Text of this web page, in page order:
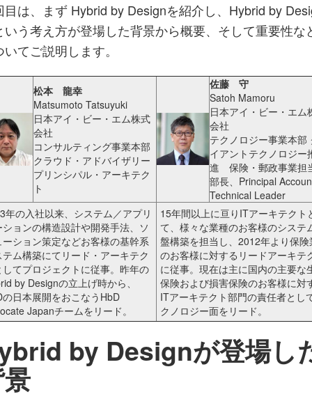
目は、まず Hybrid by Designを紹介し、Hybrid by
いう考え方が登場した背景から概要、そして重要性な
いてご説明します。
松本 龍幸
Matsumoto Tatsuyuki
日本アイ・ビー・エム株式
会社
コンサルティング事業本部
クラウド・アドバイザリー
プリンシパル・アーキテク
ト
佐藤 守
Satoh Mamoru
日本アイ・ビー・エム
会社
テクノロジー事業本部
イアントテクノロジー
進 保険・郵政事業担
部長、Principal
Technical Leader
年の入社以来、システム／アプリ
ションの構造設計や開発手法、ソ
ーション策定などお客様の基幹系
テム構築にてリード・アーキテク
してプロジェクトに従事。昨年の
by Designの立上げ時から、
の日本展開をおこなうHbD
Japanチームをリード。
15年間以上に亘りITアーキテクト
て、様々な業種のお客様のシステ
盤構築を担当し、2012年より保険
のお客様に対するリードアーキテ
に従事。現在は主に国内の主要な
保険および損害保険のお客様に対
ITアーキテクト部門の責任者とし
クノロジー面をリード。
by Designが登場し